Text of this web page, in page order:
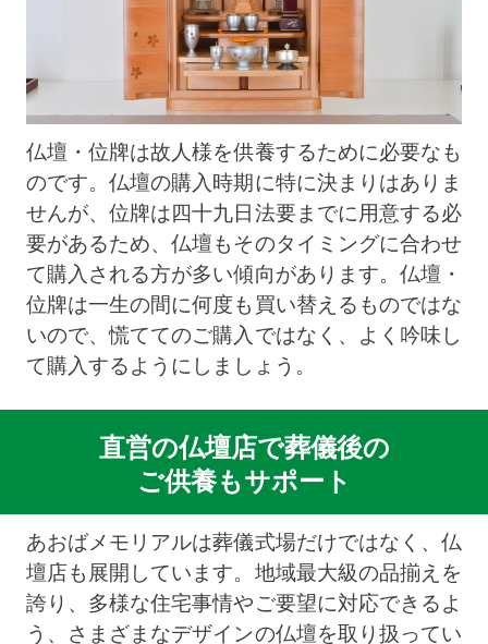
仏壇・位牌は故人様を供養するために必要なも
のです。仏壇の購入時期に特に決まりはありま
せんが、位牌は四十九日法要までに用意する必
要があるため、仏壇もそのタイミングに合わせ
て購入される方が多い傾向があります。仏壇・
位牌は一生の間に何度も買い替えるものではな
いので、慌ててのご購入ではなく、よく吟味し
て購入するようにしましょう。
直営の仏壇店で葬儀後の
ご供養もサポート
あおばメモリアルは葬儀式場だけではなく、仏
壇店も展開しています。地域最大級の品揃えを
誇り、多様な住宅事情やご要望に対応できるよ
う、さまざまなデザインの仏壇を取り扱ってい